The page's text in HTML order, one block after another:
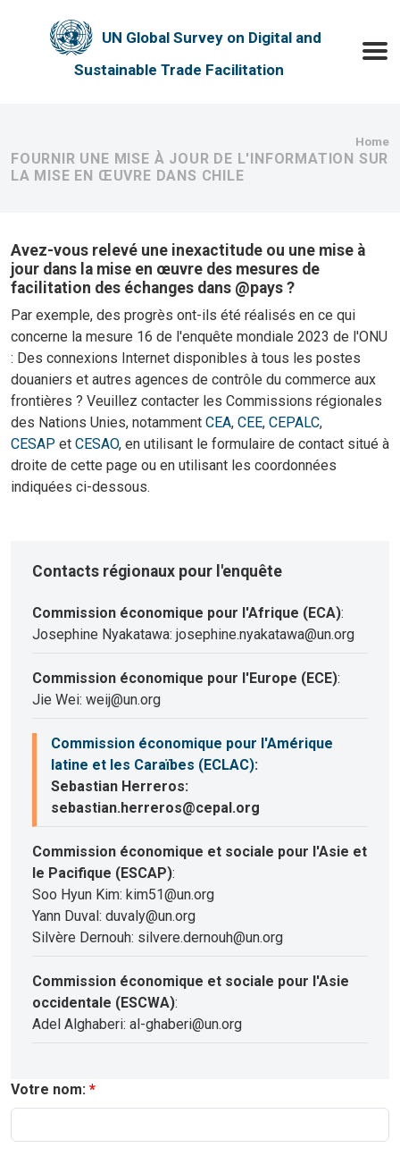
UN Global Survey on Digital and
Sustainable Trade Facilitation
Home
FOURNIR UNE MISE À JOUR DE L'INFORMATION SUR
LA MISE EN ŒUVRE DANS CHILE
Avez-vous relevé une inexactitude ou une mise à
jour dans la mise en œuvre des mesures de
facilitation des échanges dans @pays ?
Par exemple, des progrès ont-ils été réalisés en ce qui
concerne la mesure 16 de l'enquête mondiale 2023 de l'ONU
: Des connexions Internet disponibles à tous les postes
douaniers et autres agences de contrôle du commerce aux
frontières ? Veuillez contacter les Commissions régionales
des Nations Unies, notamment CEA, CEE, CEPALC,
CESAP et CESAO, en utilisant le formulaire de contact situé à
droite de cette page ou en utilisant les coordonnées
indiquées ci-dessous.
Contacts régionaux pour l'enquête
Commission économique pour l'Afrique (ECA):
Josephine Nyakatawa: josephine.nyakatawa@un.org
Commission économique pour l'Europe (ECE):
Jie Wei: weij@un.org
Commission économique pour l'Amérique
latine et les Caraïbes (ECLAC):
Sebastian Herreros:
sebastian.herreros@cepal.org
Commission économique et sociale pour l'Asie et
le Pacifique (ESCAP):
Soo Hyun Kim: kim51@un.org
Yann Duval: duvaly@un.org
Silvère Dernouh: silvere.dernouh@un.org
Commission économique et sociale pour l'Asie
occidentale (ESCWA):
Adel Alghaberi: al-ghaberi@un.org
Votre nom: